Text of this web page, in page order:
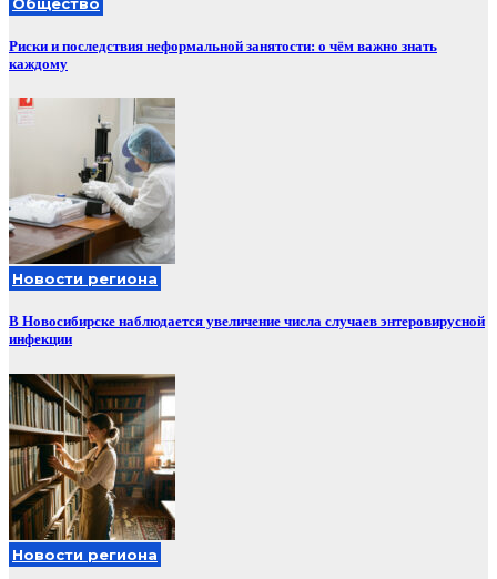
Риски и последствия неформальной занятости: о чём важно знать
каждому
Новости региона
В Новосибирске наблюдается увеличение числа случаев энтеровирусной
инфекции
Новости региона